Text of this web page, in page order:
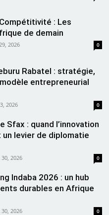
: Les
de demain
2026 0
Rabatel : stratégie,
entrepreneurial
2026 0
Sfax : quand l’innovation
levier de diplomatie
30, 2026 0
Indaba 2026 : un hub
durables en Afrique
30, 2026 0